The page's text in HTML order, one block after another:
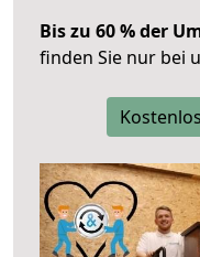
Bis zu 60 % der
finden Sie nur bei